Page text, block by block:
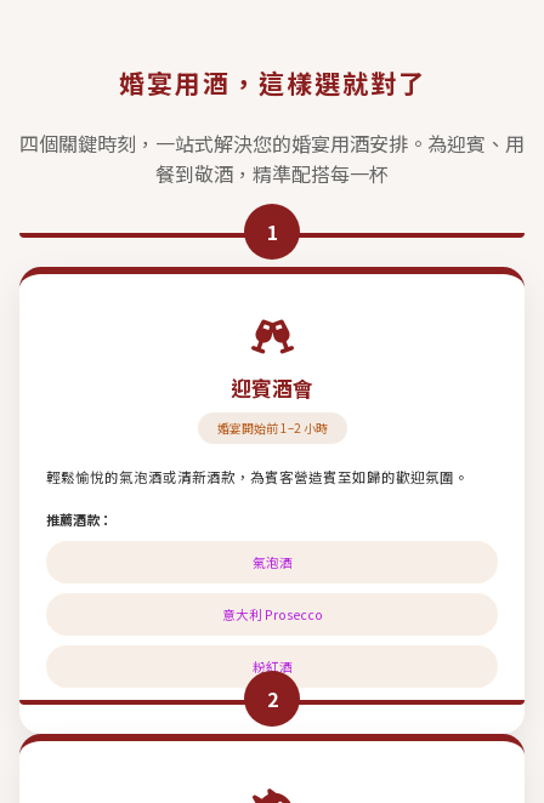
婚宴用酒，這樣選就對了
四個關鍵時刻，一站式解決您的婚宴用酒安排。為迎賓、用
餐到敬酒，精準配搭每一杯
1
迎賓酒會
婚宴開始前 1–2 小時
輕鬆愉悅的氣泡酒或清新酒款，為賓客營造賓至如歸的歡迎氛圍。
推薦酒款：
氣泡酒
意大利 Prosecco
粉紅酒
2